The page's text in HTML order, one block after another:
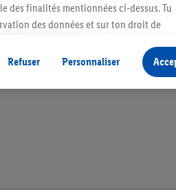
décoration. Les produits faisant l'objet de
des finalités mentionnées ci-dessus. Tu
des données et sur ton droit de
Refuser Personnaliser